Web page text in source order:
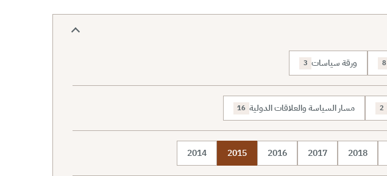
8 ورقة سياسات 3
2 مسار السياسة والعلاقات الدولية 16
2018
2017
2016
2015
2014